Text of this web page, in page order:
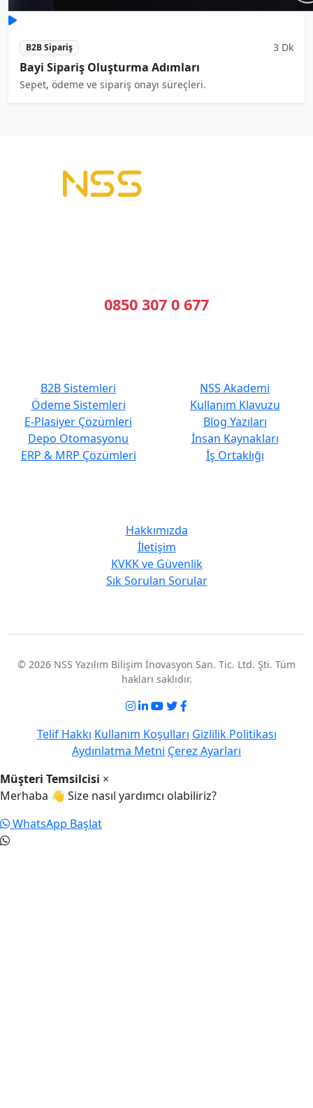
B2B Sipariş 3 Dk
Bayi Sipariş Oluşturma Adımları
Sepet, ödeme ve sipariş onayı süreçleri.
0850 307 0 677
B2B Sistemleri
Ödeme Sistemleri
E-Plasiyer Çözümleri
Depo Otomasyonu
ERP & MRP Çözümleri
NSS Akademi
Kullanım Klavuzu
Blog Yazıları
İnsan Kaynakları
İş Ortaklığı
Hakkımızda
İletişim
KVKK ve Güvenlik
Sık Sorulan Sorular
© 2026 NSS Yazılım Bilişim İnovasyon San. Tic. Ltd. Şti. Tüm
hakları saklıdır.
Telif Hakkı Kullanım Koşulları Gizlilik Politikası
Aydınlatma Metni Çerez Ayarları
Müşteri Temsilcisi ×
Merhaba 👋 Size nasıl yardımcı olabiliriz?
WhatsApp Başlat